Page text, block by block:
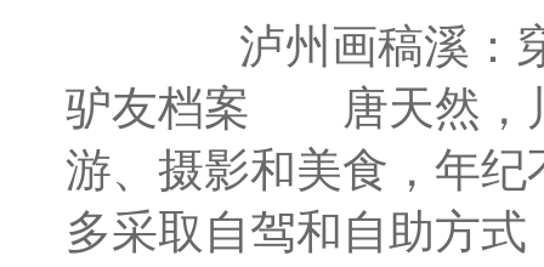
泸州画稿溪：
驴友档案 唐天然，
游、摄影和美食，年
多采取自驾和自助方